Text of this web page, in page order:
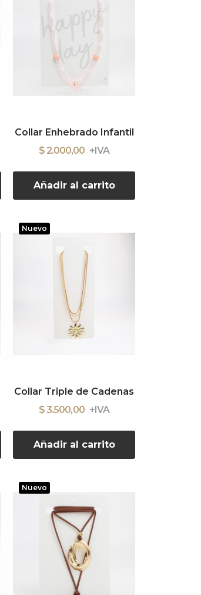
Collar Enhebrado Infantil
$ 2.000,00
Añadir al carrito
Nuevo
Collar Triple de Cadenas
$ 3.500,00
Añadir al carrito
Nuevo